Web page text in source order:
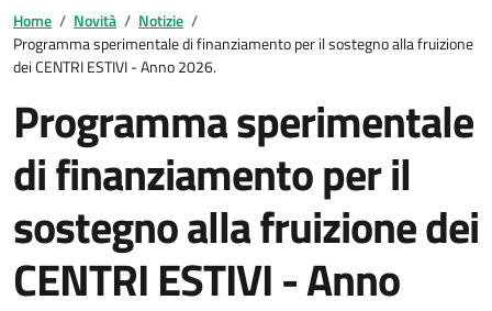
Home / Novità / Notizie /
Programma sperimentale di finanziamento per il sostegno alla fruizione
dei CENTRI ESTIVI - Anno 2026.
Programma sperimentale
di finanziamento per il
sostegno alla fruizione dei
CENTRI ESTIVI - Anno